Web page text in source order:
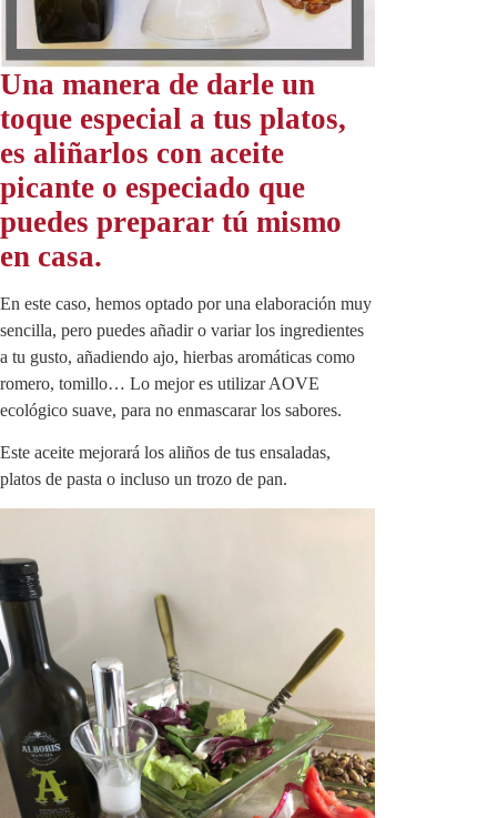
Una manera de darle un
toque especial a tus platos,
es aliñarlos con aceite
picante o especiado que
puedes preparar tú mismo
en casa.
En este caso, hemos optado por una elaboración muy
sencilla, pero puedes añadir o variar los ingredientes
a tu gusto, añadiendo ajo, hierbas aromáticas como
romero, tomillo… Lo mejor es utilizar AOVE
ecológico suave, para no enmascarar los sabores.
Este aceite mejorará los aliños de tus ensaladas,
platos de pasta o incluso un trozo de pan.